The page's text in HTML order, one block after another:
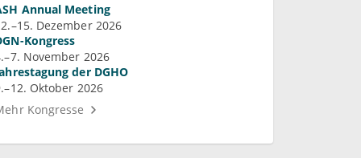
Annual Meeting
Dezember 2026
Kongress
November 2026
der DGHO
Oktober 2026
Kongresse